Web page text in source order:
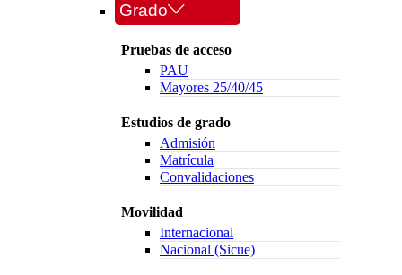
Grado
Pruebas de acceso
PAU
Mayores 25/40/45
Estudios de grado
Admisión
Matrícula
Convalidaciones
Movilidad
Internacional
Nacional (Sicue)